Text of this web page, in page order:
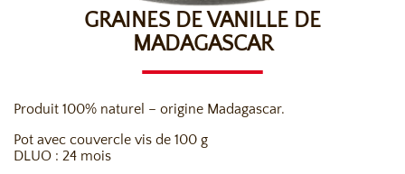
GRAINES DE VANILLE DE
MADAGASCAR
Produit 100% naturel – origine Madagascar.
Pot avec couvercle vis de 100 g
DLUO : 24 mois